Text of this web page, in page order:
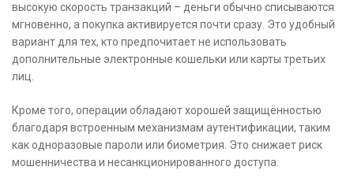
высокую скорость транзакций – деньги обычно списываются
мгновенно, а покупка активируется почти сразу. Это удобный
вариант для тех, кто предпочитает не использовать
дополнительные электронные кошельки или карты третьих
лиц.
Кроме того, операции обладают хорошей защищённостью
благодаря встроенным механизмам аутентификации, таким
как одноразовые пароли или биометрия. Это снижает риск
мошенничества и несанкционированного доступа.